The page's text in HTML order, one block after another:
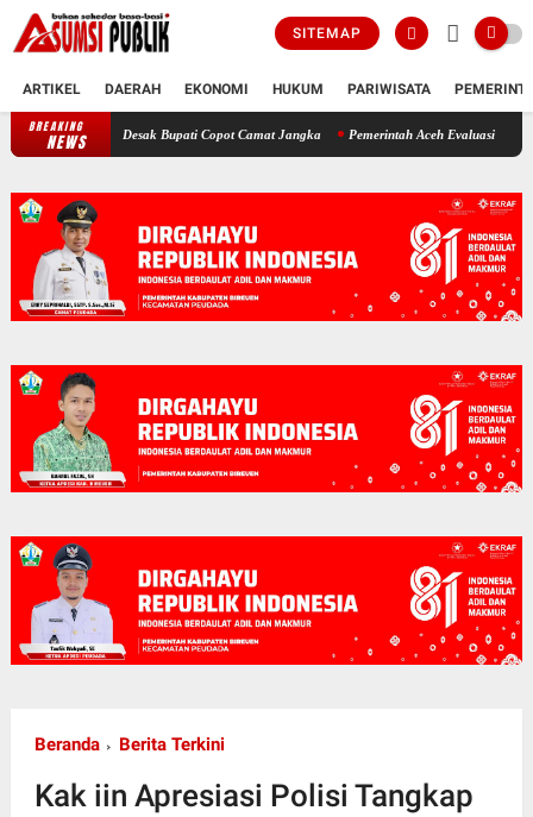
SITEMAP
ARTIKEL DAERAH EKONOMI HUKUM PARIWISATA
BREAKING
NEWS Polemik SKT Korban Bencana di Bireuen: Pimpinan DPRK Desak Bupati
Beranda Berita Terkini
Kak iin Apresiasi Polisi Tangkap